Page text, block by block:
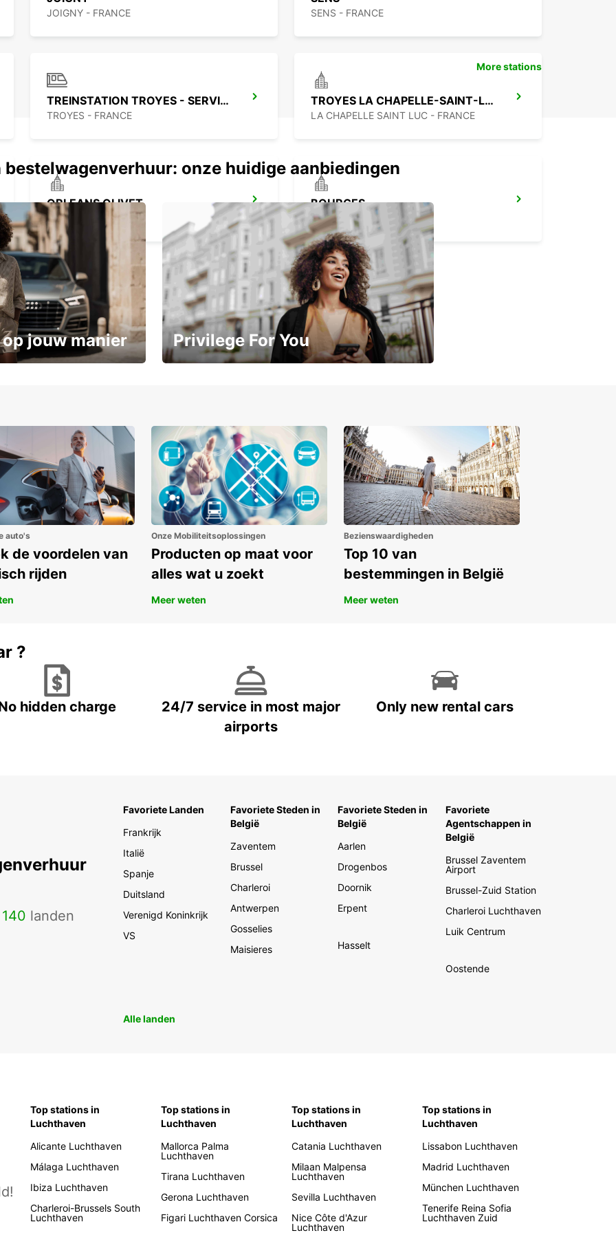
Met Europcar bent u verzekerd van betrouwbaarheid
JOIGNY - FRANCE SENS - FRANCE
TREINSTATION TROYES - SERVICEPUNT
TROYES - FRANCE
TROYES LA CHAPELLE-SAINT-LUC
LA CHAPELLE SAINT LUC - FRANCE
ORLEANS OLIVET
OLIVET - FRANCE
BOURGES
BOURGES - FRANCE
More stations
onze huidige aanbiedingen
jouw manier Privilege For You
auto's
de voordelen van
rijden
Onze Mobiliteitsoplossingen
Producten op maat voor
alles wat u zoekt
Meer weten
Bezienswaardigheden
Top 10 van
bestemmingen in België
Meer weten
?
hidden charge
24/7 service in most major
airports
Only new rental cars
140 landen
Favoriete Landen
Frankrijk
Italië
Spanje
Duitsland
Verenigd Koninkrijk
VS
Favoriete Steden in
België
Zaventem
Brussel
Charleroi
Antwerpen
Gosselies
Maisieres
Favoriete Steden in
België
Aarlen
Drogenbos
Doornik
Erpent
Hasselt
Favoriete
Agentschappen in
België
Brussel Zaventem
Airport
Brussel-Zuid Station
Charleroi Luchthaven
Luik Centrum
Oostende
Alle landen
Top stations in
Luchthaven
Alicante Luchthaven
Málaga Luchthaven
Ibiza Luchthaven
Charleroi-Brussels South
Luchthaven
Top stations in
Luchthaven
Mallorca Palma
Luchthaven
Tirana Luchthaven
Gerona Luchthaven
Figari Luchthaven Corsica
Top stations in
Luchthaven
Catania Luchthaven
Milaan Malpensa
Luchthaven
Sevilla Luchthaven
Nice Côte d'Azur
Luchthaven
Top stations in
Luchthaven
Lissabon Luchthaven
Madrid Luchthaven
München Luchthaven
Tenerife Reina Sofia
Luchthaven Zuid